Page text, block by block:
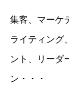
集客、マーケ
ライティング
ント、リーダ
ン・・・